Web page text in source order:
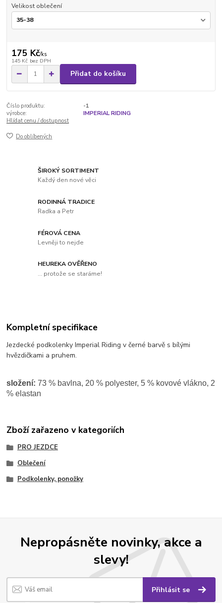
Velikost oblečení
175 Kč/ks
145 Kč bez DPH
Přidat do košíku
Číslo produktu:
-1
výrobce:
IMPERIAL RIDING
Hlídat cenu / dostupnost
Do oblíbených
ŠIROKÝ SORTIMENT
Každý den nové věci
RODINNÁ TRADICE
Radka a Petr
FÉROVÁ CENA
Levněji to nejde
HEUREKA OVĚŘENO
... protože se staráme!
Kompletní specifikace
Jezdecké podkolenky Imperial Riding v černé barvě s bílými
hvězdičkami a pruhem.
složení: 73 % bavlna, 20 % polyester, 5 % kovové vlákno, 2
% elastan
Zboží zařazeno v kategoriích
PRO JEZDCE
Oblečení
Podkolenky, ponožky
Nepropásněte novinky, akce a
slevy!
Přihlásit se